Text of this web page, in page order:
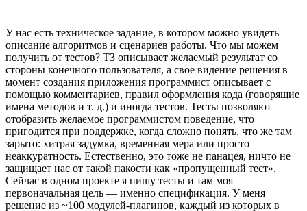
У нас есть техническое задание, в котором можно увидеть
описание алгоритмов и сценариев работы. Что мы можем
получить от тестов? ТЗ описывает желаемый результат со
стороны конечного пользователя, а свое видение решения в
момент создания приложения программист описывает с
помощью комментариев, правил оформления кода (говорящие
имена методов и т. д.) и иногда тестов. Тесты позволяют
отобразить желаемое программистом поведение, что
пригодится при поддержке, когда сложно понять, что же там
зарыто: хитрая задумка, временная мера или просто
неаккуратность. Естественно, это тоже не панацея, ничто не
защищает нас от такой пакости как «пропущенный тест».
Сейчас в одном проекте я пишу тесты и там моя
первоначальная цель — именно спецификация. У меня
решение из ~100 модулей-плагинов, каждый из которых в